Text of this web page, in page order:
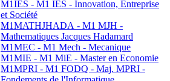
M1IES - M1 IES - Innovation, Entreprise
et Société
M1MATHJHADA - M1 MJH -
Mathematiques Jacques Hadamard
M1MEC - M1 Mech - Mecanique
M1MIE - M1 MiE - Master en Economie
M1MPRI - M1 FODQ - Maj. MPRI -